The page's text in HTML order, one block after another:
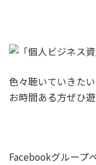
色々聴いていきた
お時間ある方ぜひ
Facebookグループ